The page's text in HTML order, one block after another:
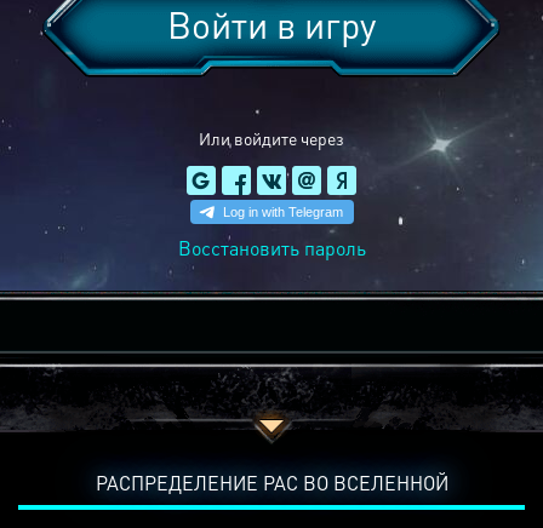
Или войдите через
Войти в игру
Восстановить пароль
РАСПРЕДЕЛЕНИЕ РАС ВО ВСЕЛЕННОЙ